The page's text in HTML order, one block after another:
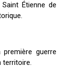
Étienne de
guerre
territoire.